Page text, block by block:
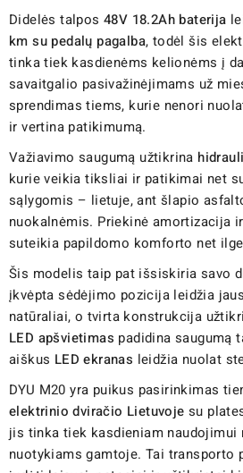
Didelės talpos 48V 18.2Ah baterija
km su pedalų pagalba, todėl šis
tinka tiek kasdienėms kelionėms į
savaitgalio pasivažinėjimams už
sprendimas tiems, kurie nenori
ir vertina patikimumą.
Važiavimo saugumą užtikrina
kurie veikia tiksliai ir patikimai net
sąlygomis – lietuje, ant šlapio
nuokalnėmis. Priekinė amortizacija
suteikia papildomo komforto net
Šis modelis taip pat išsiskiria savo
įkvėpta sėdėjimo pozicija leidžia
natūraliai, o tvirta konstrukcija
LED apšvietimas padidina saugumą
aiškus LED ekranas leidžia nuolat
DYU M20 yra puikus pasirinkimas
elektrinio dviračio Lietuvoje su
jis tinka tiek kasdieniam naudojimui
nuotykiams gamtoje. Tai transporto